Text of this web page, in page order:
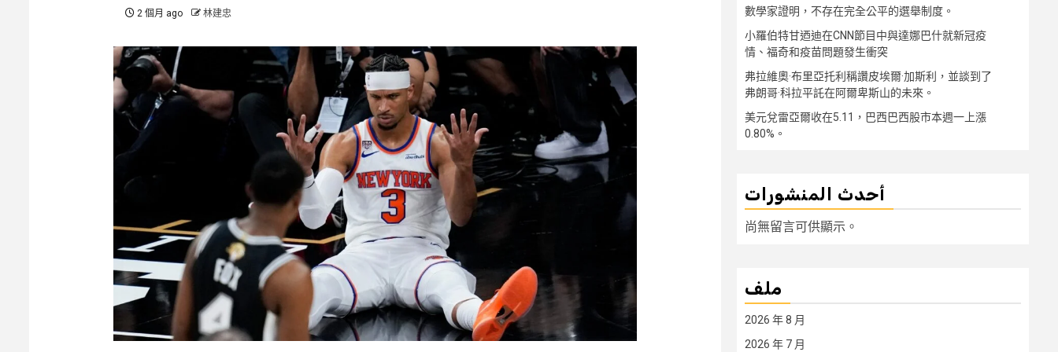
2 個月 ago 林建忠
數學家證明，不存在完全公平的選舉制度。
小羅伯特甘迺迪在CNN節目中與達娜巴什就新冠疫
情、福奇和疫苗問題發生衝突
弗拉維奧·布里亞托利稱讚皮埃爾·加斯利，並談到了
弗朗哥·科拉平託在阿爾卑斯山的未來。
美元兌雷亞爾收在5.11，巴西巴西股市本週一上漲
0.80%。
أحدث المنشورات
尚無留言可供顯示。
ملف
2026 年 8 月
2026 年 7 月